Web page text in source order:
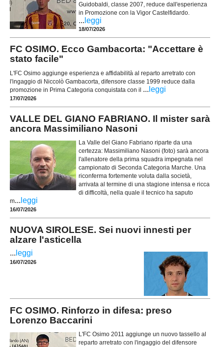
Guidobaldi, classe 2007, reduce dall'esperienza
in Promozione con la Vigor Castelfidardo.
... leggi
18/07/2026
FC OSIMO. Ecco Gambacorta: "Accettare è
stato facile"
L'FC Osimo aggiunge esperienza e affidabilità al reparto arretrato con
l'ingaggio di Niccolò Gambacorta, difensore classe 1999 reduce dalla
promozione in Prima Categoria conquistata con il ... leggi
17/07/2026
VALLE DEL GIANO FABRIANO. Il mister sarà
ancora Massimiliano Nasoni
La Valle del Giano Fabriano riparte da una
certezza: Massimiliano Nasoni (foto) sarà ancora
l'allenatore della prima squadra impegnata nel
campionato di Seconda Categoria Marche. Una
riconferma fortemente voluta dalla società,
arrivata al termine di una stagione intensa e ricca
di difficoltà, nella quale il tecnico ha saputo
m... leggi
16/07/2026
NUOVA SIROLESE. Sei nuovi innesti per
alzare l'asticella
... leggi
16/07/2026
FC OSIMO. Rinforzo in difesa: preso
Lorenzo Baccarini
L'FC Osimo 2011 aggiunge un nuovo tassello al
reparto arretrato con l'ingaggio del difensore